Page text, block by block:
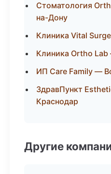
Стоматология
на-Дону
Клиника Vital
Клиника Ortho
ИП Care Family —
ЗдравПункт
Краснодар
Другие